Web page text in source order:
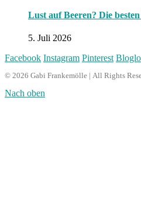
Lust auf Beeren? Die
5. Juli 2026
Facebook Instagram Pinterest
© 2026 Gabi Frankemölle | All Rights
Nach oben